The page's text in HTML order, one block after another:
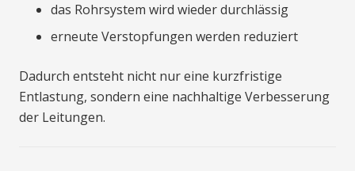
das Rohrsystem wird wieder durchlässig
erneute Verstopfungen werden reduziert
Dadurch entsteht nicht nur eine kurzfristige
Entlastung, sondern eine nachhaltige Verbesserung
der Leitungen.